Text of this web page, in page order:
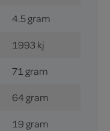
4.5 gram
1993 kj
71 gram
64 gram
19 gram